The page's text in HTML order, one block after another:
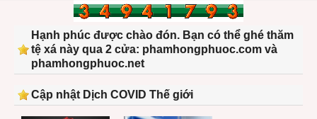
Hạnh phúc được chào đón. Bạn có thể ghé thăm
tệ xá này qua 2 cửa: phamhongphuoc.com và
phamhongphuoc.net
Cập nhật Dịch COVID Thế giới